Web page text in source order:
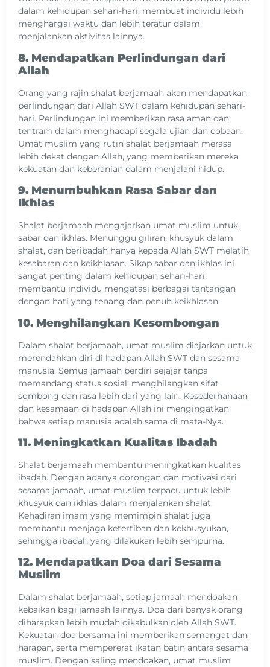
dalam kehidupan sehari-hari, membuat individu lebih
menghargai waktu dan lebih teratur dalam
menjalankan aktivitas lainnya.
8. Mendapatkan Perlindungan dari
Allah
Orang yang rajin shalat berjamaah akan mendapatkan
perlindungan dari Allah SWT dalam kehidupan sehari-
hari. Perlindungan ini memberikan rasa aman dan
tentram dalam menghadapi segala ujian dan cobaan.
Umat muslim yang rutin shalat berjamaah merasa
lebih dekat dengan Allah, yang memberikan mereka
kekuatan dan keberanian dalam menjalani hidup.
9. Menumbuhkan Rasa Sabar dan
Ikhlas
Shalat berjamaah mengajarkan umat muslim untuk
sabar dan ikhlas. Menunggu giliran, khusyuk dalam
shalat, dan beribadah hanya kepada Allah SWT melatih
kesabaran dan keikhlasan. Sikap sabar dan ikhlas ini
sangat penting dalam kehidupan sehari-hari,
membantu individu mengatasi berbagai tantangan
dengan hati yang tenang dan penuh keikhlasan.
10. Menghilangkan Kesombongan
Dalam shalat berjamaah, umat muslim diajarkan untuk
merendahkan diri di hadapan Allah SWT dan sesama
manusia. Semua jamaah berdiri sejajar tanpa
memandang status sosial, menghilangkan sifat
sombong dan rasa lebih dari yang lain. Kesederhanaan
dan kesamaan di hadapan Allah ini mengingatkan
bahwa setiap manusia adalah sama di mata-Nya.
11. Meningkatkan Kualitas Ibadah
Shalat berjamaah membantu meningkatkan kualitas
ibadah. Dengan adanya dorongan dan motivasi dari
sesama jamaah, umat muslim terpacu untuk lebih
khusyuk dan ikhlas dalam menjalankan shalat.
Kehadiran imam yang memimpin shalat juga
membantu menjaga ketertiban dan kekhusyukan,
sehingga ibadah yang dilakukan lebih sempurna.
12. Mendapatkan Doa dari Sesama
Muslim
Dalam shalat berjamaah, setiap jamaah mendoakan
kebaikan bagi jamaah lainnya. Doa dari banyak orang
diharapkan lebih mudah dikabulkan oleh Allah SWT.
Kekuatan doa bersama ini memberikan semangat dan
harapan, serta mempererat ikatan batin antara sesama
muslim. Dengan saling mendoakan, umat muslim